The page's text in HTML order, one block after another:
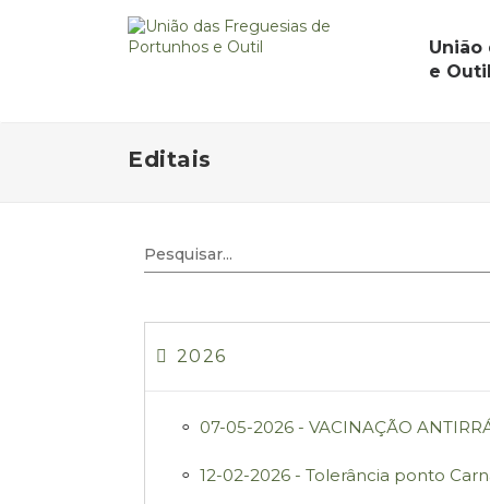
União
e Outil
Editais
2026
07-05-2026 - VACINAÇÃO
12-02-2026 - Tolerância ponto